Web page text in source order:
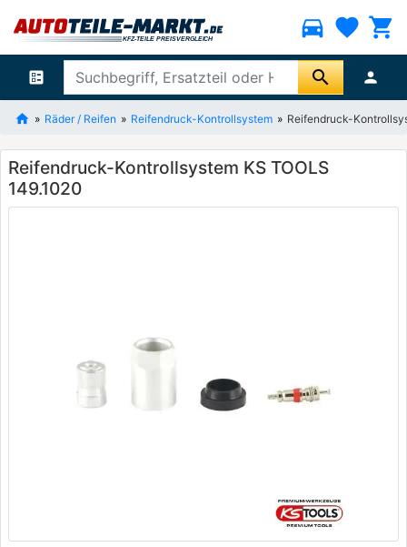
directions_car favorite shopping_cart
ballot search person
Räder / Reifen Reifendruck-Kontrollsystem Reifendruck-
Reifendruck-Kontrollsystem KS TOOLS
149.1020